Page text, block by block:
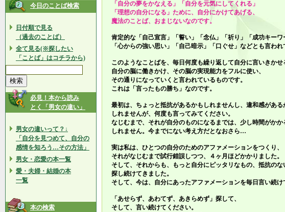
今日のことば検索
日付順で見る
（過去のことば）
全て見る(※探したい
「ことば」はコチラから)
必見！本から読み
とく「男女の違い」
男女の違いって？↓
「自分を見つめて、自分の
感情を知ろう…その方法」
男女・恋愛の本一覧
愛・夫婦・結婚の本
一覧
本の検索
「自分の夢をかなえる」「自分を元気にしてくれる」
「理想の自分になる」ために、自分にかけてあげる、
魔法のことば、おまじないなのです。
肯定的な「自己宣言」「誓い」「念仏」「祈り」「成功キーワ
「心からの強い思い」「自己暗示」「口ぐせ」 などとも言われ
このようなことばを、毎日何度も繰り返して自分に言いきかせ
自分の脳に働きかけ、その脳の実現能力をフルに使い、
その通りになっていくと言われているものです。
これは「言ったもの勝ち」なのです。
最初は、ちょっと抵抗があるかもしれませんし、違和感がある
しれませんが、何度も言ってみてください。
なじむまで、それが自分のものになるまでは、少し時間がかか
しれません。今までにない考え方だとなおさら…
実は私は、ひとつの自分のためのアファメーションをつくり、
それがなじむまで試行錯誤しつつ、４ヶ月ほどかかりました。
そして、それからも、もっと自分にピッタリなもの、抵抗のな
探し続けてきました。
そして、今は、自分にあったアファメーションを毎日言い続け
「あせらず、あわてず、あきらめず」探して、
そして、言い続けてください。